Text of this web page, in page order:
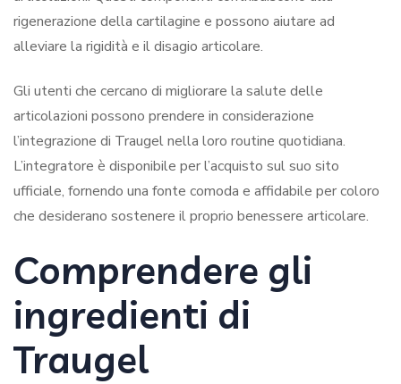
rigenerazione della cartilagine e possono aiutare ad
alleviare la rigidità e il disagio articolare.
Gli utenti che cercano di migliorare la salute delle
articolazioni possono prendere in considerazione
l’integrazione di Traugel nella loro routine quotidiana.
L’integratore è disponibile per l’acquisto sul suo sito
ufficiale, fornendo una fonte comoda e affidabile per coloro
che desiderano sostenere il proprio benessere articolare.
Comprendere gli
ingredienti di
Traugel